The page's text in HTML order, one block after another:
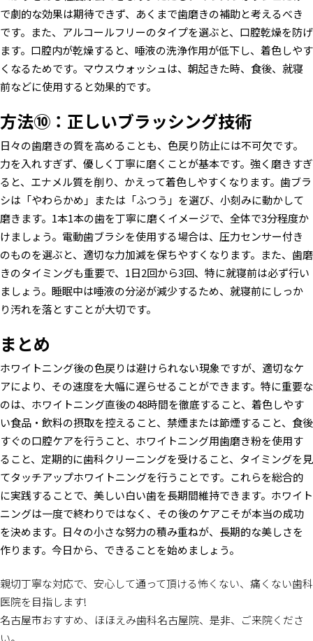
で劇的な効果は期待できず、あくまで歯磨きの補助と考えるべき
です。また、アルコールフリーのタイプを選ぶと、口腔乾燥を防げ
ます。口腔内が乾燥すると、唾液の洗浄作用が低下し、着色しやす
くなるためです。マウスウォッシュは、朝起きた時、食後、就寝
前などに使用すると効果的です。
方法⑩：正しいブラッシング技術
日々の歯磨きの質を高めることも、色戻り防止には不可欠です。
力を入れすぎず、優しく丁寧に磨くことが基本です。強く磨きすぎ
ると、エナメル質を削り、かえって着色しやすくなります。歯ブラ
シは「やわらかめ」または「ふつう」を選び、小刻みに動かして
磨きます。1本1本の歯を丁寧に磨くイメージで、全体で3分程度か
けましょう。電動歯ブラシを使用する場合は、圧力センサー付き
のものを選ぶと、適切な力加減を保ちやすくなります。また、歯磨
きのタイミングも重要で、1日2回から3回、特に就寝前は必ず行い
ましょう。睡眠中は唾液の分泌が減少するため、就寝前にしっか
り汚れを落とすことが大切です。
まとめ
ホワイトニング後の色戻りは避けられない現象ですが、適切なケ
アにより、その速度を大幅に遅らせることができます。特に重要な
のは、ホワイトニング直後の48時間を徹底すること、着色しやす
い食品・飲料の摂取を控えること、禁煙または節煙すること、食後
すぐの口腔ケアを行うこと、ホワイトニング用歯磨き粉を使用す
ること、定期的に歯科クリーニングを受けること、タイミングを見
てタッチアップホワイトニングを行うことです。これらを総合的
に実践することで、美しい白い歯を長期間維持できます。ホワイト
ニングは一度で終わりではなく、その後のケアこそが本当の成功
を決めます。日々の小さな努力の積み重ねが、長期的な美しさを
作ります。今日から、できることを始めましょう。
親切丁寧な対応で、安心して通って頂ける怖くない、痛くない歯科
医院を目指します!
名古屋市おすすめ、ほほえみ歯科名古屋院、是非、ご来院くださ
い。